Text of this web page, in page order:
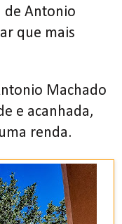
de Antonio
que mais
Machado
e acanhada,
renda.